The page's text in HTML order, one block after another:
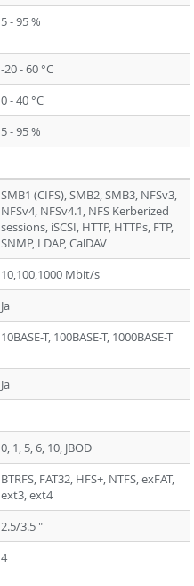
5 - 95 %
-20 - 60 °C
0 - 40 °C
5 - 95 %
SMB1 (CIFS), SMB2, SMB3, NFSv3,
NFSv4, NFSv4.1, NFS Kerberized
sessions, iSCSI, HTTP, HTTPs, FTP,
SNMP, LDAP, CalDAV
10,100,1000 Mbit/s
Ja
10BASE-T, 100BASE-T, 1000BASE-T
Ja
0, 1, 5, 6, 10, JBOD
BTRFS, FAT32, HFS+, NTFS, exFAT,
ext3, ext4
2.5/3.5 "
4